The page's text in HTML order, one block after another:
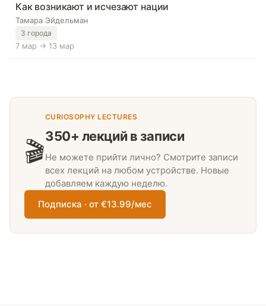
Как возникают и исчезают нации
Тамара Эйдельман
3 города
7 мар → 13 мар
🎬
CURIOSOPHY LECTURES
350+ лекций в записи
Не можете прийти лично? Смотрите записи
всех лекций на любом устройстве. Новые
добавляем каждую неделю.
Подписка · от €13.99/мес